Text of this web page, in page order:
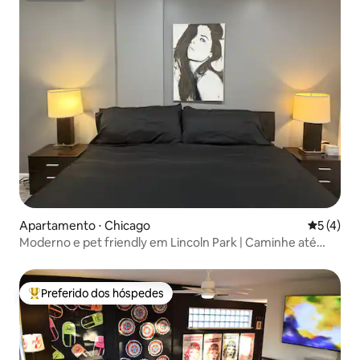
Apartamento ⋅ Chicago 5 de
5 (4)
Moderno e pet friendly em Lincoln Park | Caminhe até
Entre os melhores preferidos dos hóspedes
Preferido dos hóspedes